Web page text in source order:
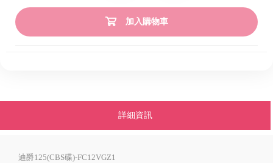
加入購物車
詳細資訊
迪爵125(CBS碟)-FC12VGZ1